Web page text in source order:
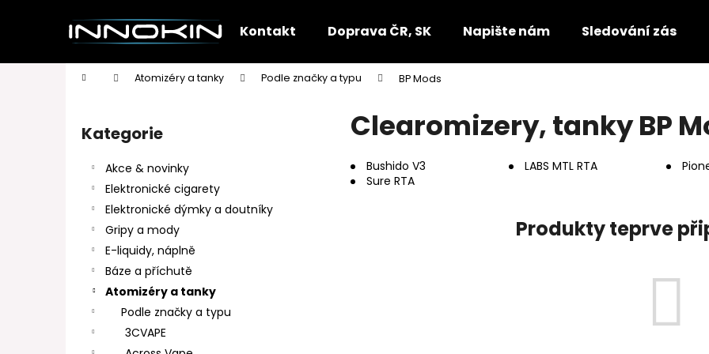
Kontakt Doprava ČR, SK Napište nám Sledování zásilek
Domů Atomizéry a tanky Podle značky a typu BP Mods
Přeskočit
kategorie
Kategorie
Akce & novinky
Elektronické cigarety
Elektronické dýmky a doutníky
Gripy a mody
E-liquidy, náplně
Báze a příchutě
Atomizéry a tanky
Podle značky a typu
3CVAPE
Clearomizery, tanky BP
Bushido V3 LABS MTL RTA
Sure RTA
Produkty teprve
í
Zpět
do
Zpět
do
Co potřebujete najít?
HLEDAT
Doporučujeme